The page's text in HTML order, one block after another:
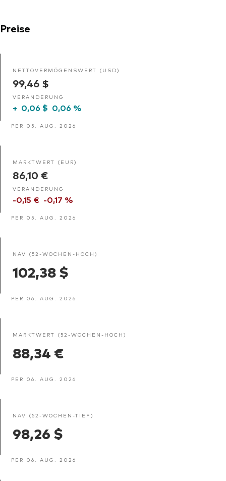
Preise
NETTOVERMÖGENSWERT (USD)
99,46 $
VERÄNDERUNG
+ 0,06 $ 0,06 %
PER 05. AUG. 2026
MARKTWERT (EUR)
86,10 €
VERÄNDERUNG
-0,15 € -0,17 %
PER 05. AUG. 2026
NAV (52-WOCHEN-HOCH)
102,38 $
PER 06. AUG. 2026
MARKTWERT (52-WOCHEN-HOCH)
88,34 €
PER 06. AUG. 2026
NAV (52-WOCHEN-TIEF)
98,26 $
PER 06. AUG. 2026